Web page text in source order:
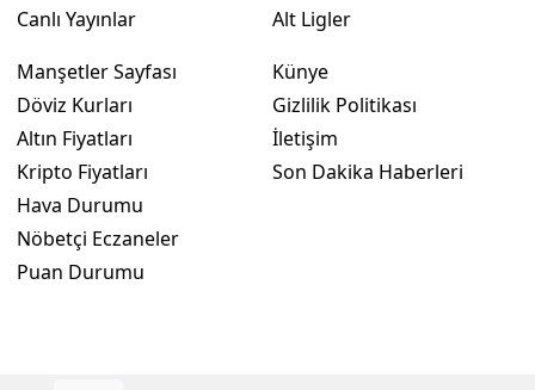
Canlı Yayınlar
Alt Ligler
Manşetler Sayfası
Döviz Kurları
Altın Fiyatları
Kripto Fiyatları
Hava Durumu
Nöbetçi Eczaneler
Puan Durumu
Künye
Gizlilik Politikası
İletişim
Son Dakika Haberleri